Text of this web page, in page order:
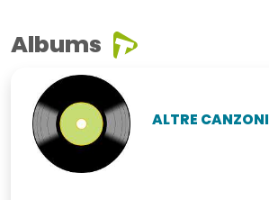
Albums
ALTRE CANZONI